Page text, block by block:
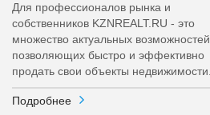
Для профессионалов рынка и
собственников KZNREALT.RU - это
множество актуальных возможностей,
позволяющих быстро и эффективно
продать свои объекты недвижимости.
Подробнее